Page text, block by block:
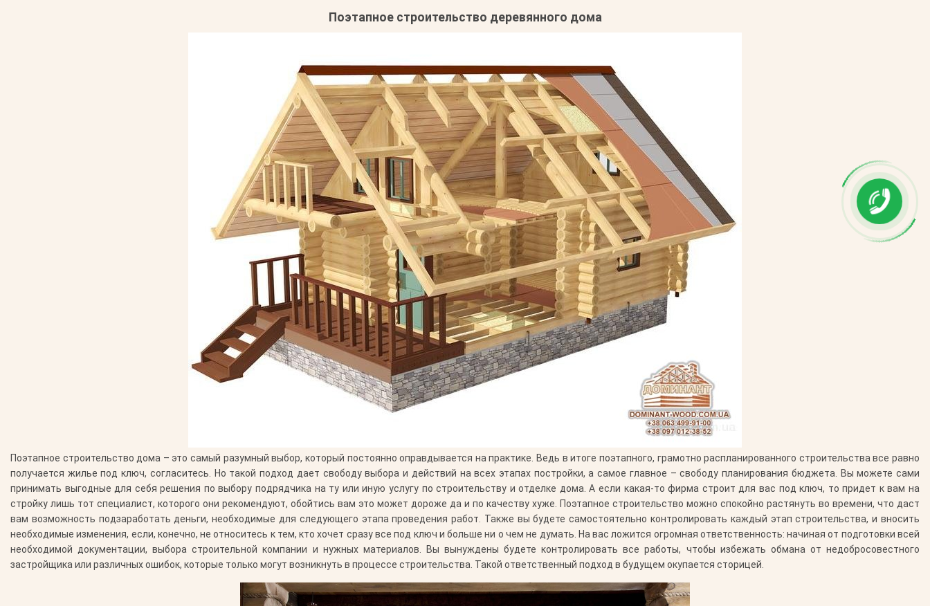
Поэтапное строительство деревянного дома
Поэтапное строительство дома – это самый разумный выбор, который постоянно оправдывается на практике. Ведь в итоге поэтапного, грамотно распланированного строительства все равно
получается жилье под ключ, согласитесь. Но такой подход дает свободу выбора и действий на всех этапах постройки, а самое главное – свободу планирования бюджета. Вы можете сами
принимать выгодные для себя решения по выбору подрядчика на ту или иную услугу по строительству и отделке дома. А если какая-то фирма строит для вас под ключ, то придет к вам на
стройку лишь тот специалист, которого они рекомендуют, обойтись вам это может дороже да и по качеству хуже. Поэтапное строительство можно спокойно растянуть во времени, что даст
вам возможность подзаработать деньги, необходимые для следующего этапа проведения работ. Также вы будете самостоятельно контролировать каждый этап строительства, и вносить
необходимые изменения, если, конечно, не относитесь к тем, кто хочет сразу все под ключ и больше ни о чем не думать. На вас ложится огромная ответственность: начиная от подготовки всей
необходимой документации, выбора строительной компании и нужных материалов. Вы вынуждены будете контролировать все работы, чтобы избежать обмана от недобросовестного
застройщика или различных ошибок, которые только могут возникнуть в процессе строительства. Такой ответственный подход в будущем окупается сторицей.